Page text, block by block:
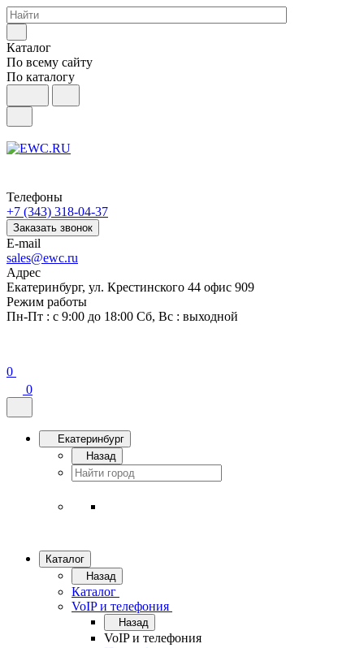
Каталог
По всему сайту
По каталогу
Телефоны
+7 (343) 318-04-37
Заказать звонок
E-mail
sales@ewc.ru
Адрес
Екатеринбург, ул. Крестинского 44 офис 909
Режим работы
Пн-Пт : с 9:00 до 18:00 Сб, Вс : выходной
0
0
Екатеринбург
Назад
Каталог
Назад
Каталог
VoIP и телефония
Назад
VoIP и телефония